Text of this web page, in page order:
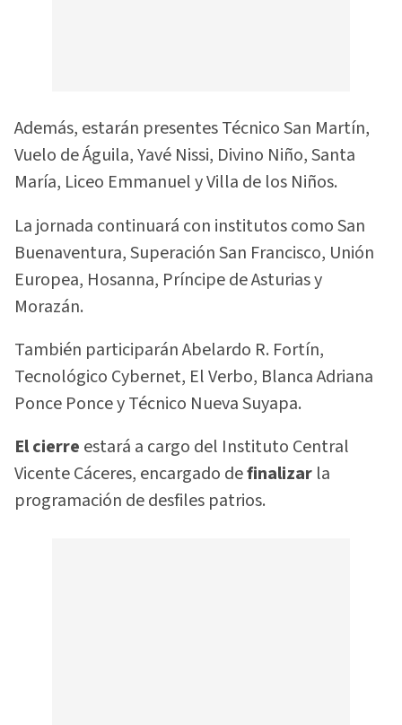
Además, estarán presentes Técnico San Martín,
Vuelo de Águila, Yavé Nissi, Divino Niño, Santa
María, Liceo Emmanuel y Villa de los Niños.
La jornada continuará con institutos como San
Buenaventura, Superación San Francisco, Unión
Europea, Hosanna, Príncipe de Asturias y
Morazán.
También participarán Abelardo R. Fortín,
Tecnológico Cybernet, El Verbo, Blanca Adriana
Ponce Ponce y Técnico Nueva Suyapa.
El cierre estará a cargo del Instituto Central
Vicente Cáceres, encargado definalizar la
programación de desfiles patrios.